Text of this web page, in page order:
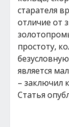
старателя
отличие от
простоту,
является
– заключил
Статья